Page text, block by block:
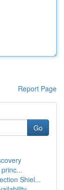
Report Page
Go
Shiel...